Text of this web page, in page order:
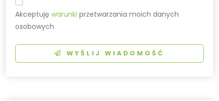
Akceptujęwarunki przetwarzania moich danych
osobowych
WYŚLIJ WIADOMOŚĆ